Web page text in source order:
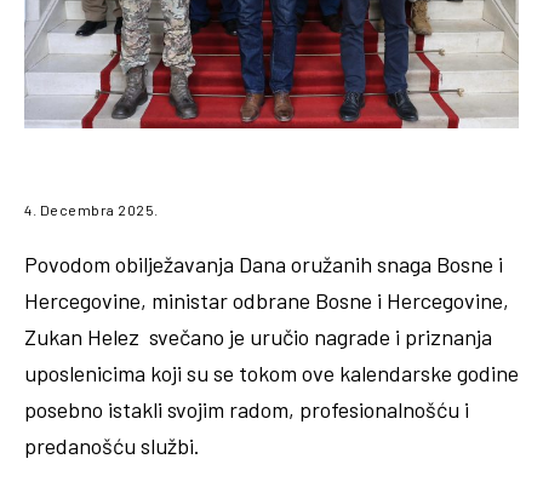
4. Decembra 2025.
Povodom obilježavanja Dana oružanih snaga Bosne i
Hercegovine, ministar odbrane Bosne i Hercegovine,
Zukan Helez svečano je uručio nagrade i priznanja
uposlenicima koji su se tokom ove kalendarske godine
posebno istakli svojim radom, profesionalnošću i
predanošću službi.